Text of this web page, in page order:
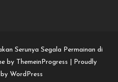
Serunya Segala Permainan di
by ThemeinProgress
Proudly
WordPress